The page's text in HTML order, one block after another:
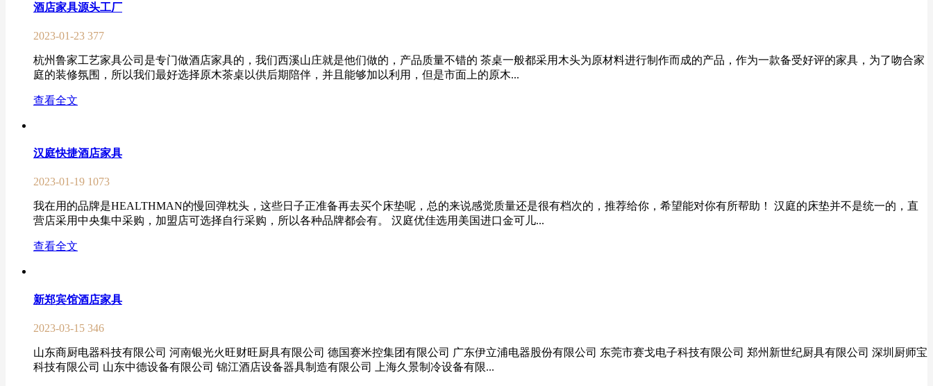
酒店家具源头工厂
2023-01-23 377
杭州鲁家工艺家具公司是专门做酒店家具的，我们西溪山庄就是他们做的，产品质量不错的 茶桌一般都采用木头为原材料进行制作而成的产品，作为一款备受好评的家具，为了吻合家
庭的装修氛围，所以我们最好选择原木茶桌以供后期陪伴，并且能够加以利用，但是市面上的原木...
查看全文
汉庭快捷酒店家具
2023-01-19 1073
我在用的品牌是HEALTHMAN的慢回弹枕头，这些日子正准备再去买个床垫呢，总的来说感觉质量还是很有档次的，推荐给你，希望能对你有所帮助！ 汉庭的床垫并不是统一的，直
营店采用中央集中采购，加盟店可选择自行采购，所以各种品牌都会有。 汉庭优佳选用美国进口金可儿...
查看全文
新郑宾馆酒店家具
2023-03-15 346
山东商厨电器科技有限公司 河南银光火旺财旺厨具有限公司 德国赛米控集团有限公司 广东伊立浦电器股份有限公司 东莞市赛戈电子科技有限公司 郑州新世纪厨具有限公司 深圳厨师宝
科技有限公司 山东中德设备有限公司 锦江酒店设备器具制造有限公司 上海久景制冷设备有限...